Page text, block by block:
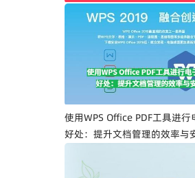
WPS Office PDF电子签名入门
一步教你创建专属电子签名
使用WPS Office PDF工具进行
好处：提升文档管理的效率与